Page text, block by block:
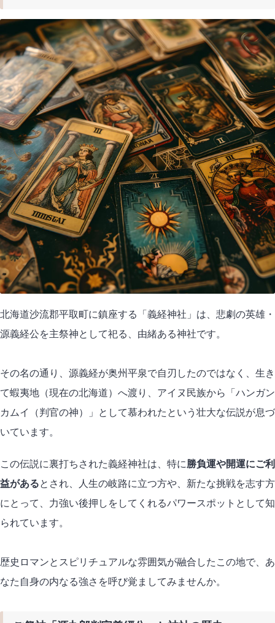
北海道沙流郡平取町に鎮座する「義経神社」は、悲劇の英雄・
源義経公を主祭神として祀る、由緒ある神社です。
その名の通り、源義経が奥州平泉で自刃したのではなく、生き
て蝦夷地（現在の北海道）へ渡り、アイヌ民族から「ハンガン
カムイ（判官の神）」として慕われたという壮大な伝説が息づ
いています。
この伝説に裏打ちされた義経神社は、特に勝負運や開運にご利
益があるとされ、人生の岐路に立つ方や、新たな挑戦を志す方
にとって、力強い後押しをしてくれるパワースポットとして知
られています。
歴史ロマンとスピリチュアルな雰囲気が融合したこの地で、あ
なた自身の内なる強さを呼び覚ましてみませんか。